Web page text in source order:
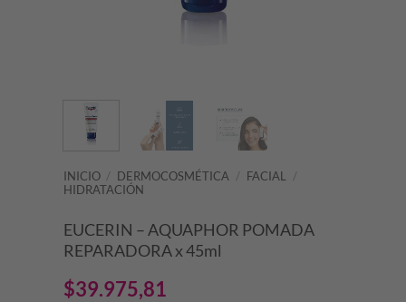
INICIO / DERMOCOSMÉTICA / FACIAL
/
HIDRATACIÓN
EUCERIN – AQUAPHOR POMADA
REPARADORA x 45ml
$39.975,81